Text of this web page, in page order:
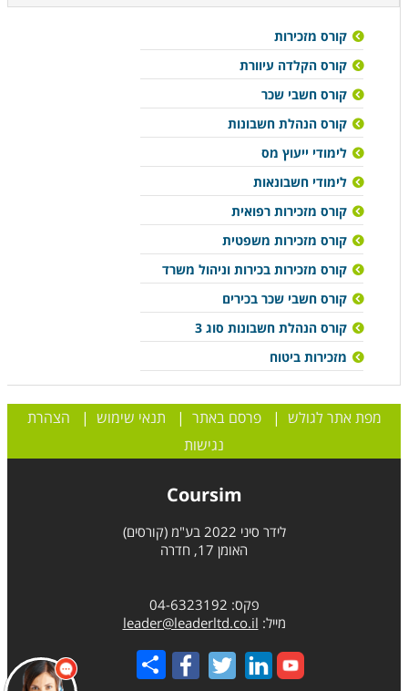
קורס מזכירות
קורס הקלדה עיוורת
קורס חשבי שכר
קורס הנהלת חשבונות
לימודי ייעוץ מס
לימודי חשבונאות
קורס מזכירות רפואית
קורס מזכירות משפטית
קורס מזכירות בכירות וניהול משרד
קורס חשבי שכר בכירים
קורס הנהלת חשבונות סוג 3
מזכירות ביטוח
מפת אתר לגולש |פרסם באתר | תנאי שימוש | הצהרת
נגישות
Coursim
לידר סיני 2022 בע"מ (קורסים)
האומן 17, חדרה
פקס: 04-6323192
מייל: leader@leaderltd.co.il
Share